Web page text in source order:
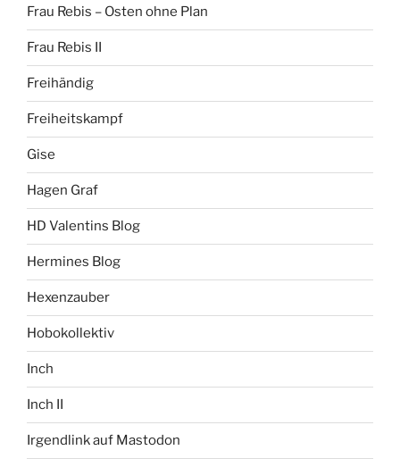
Frau Rebis – Osten ohne Plan
Frau Rebis II
Freihändig
Freiheitskampf
Gise
Hagen Graf
HD Valentins Blog
Hermines Blog
Hexenzauber
Hobokollektiv
Inch
Inch II
Irgendlink auf Mastodon